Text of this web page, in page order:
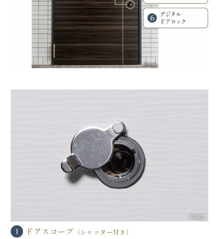
image
1 ドアスコープ （シャッター付き）